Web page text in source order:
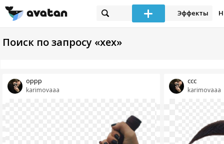
Эффекты
Поиск по запросу «хех»
karimovaaa
оррр
karimovaaa
ссс